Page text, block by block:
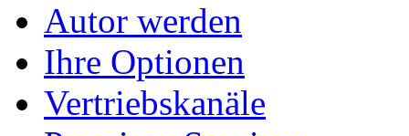
Autor werden
Ihre Optionen
Vertriebskanäle